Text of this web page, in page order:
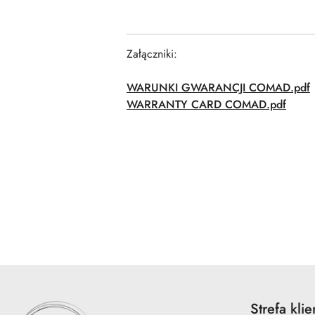
Załączniki:
WARUNKI GWARANCJI COMAD.pdf
WARRANTY CARD COMAD.pdf
Strefa